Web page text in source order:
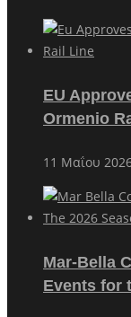
EU
Ormenio
11 Μαΐου
Mar-Bella
Events for